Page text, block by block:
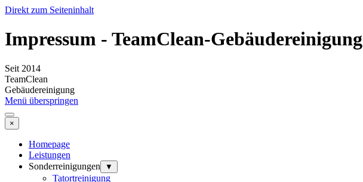
Direkt zum Seiteninhalt
Impressum - TeamClean-Gebäudereinigung
Seit 2014
TeamClean
Gebäudereinigung
Menü überspringen
×
Homepage
Leistungen
Sonderreinigungen
▼
Tatortreinigung